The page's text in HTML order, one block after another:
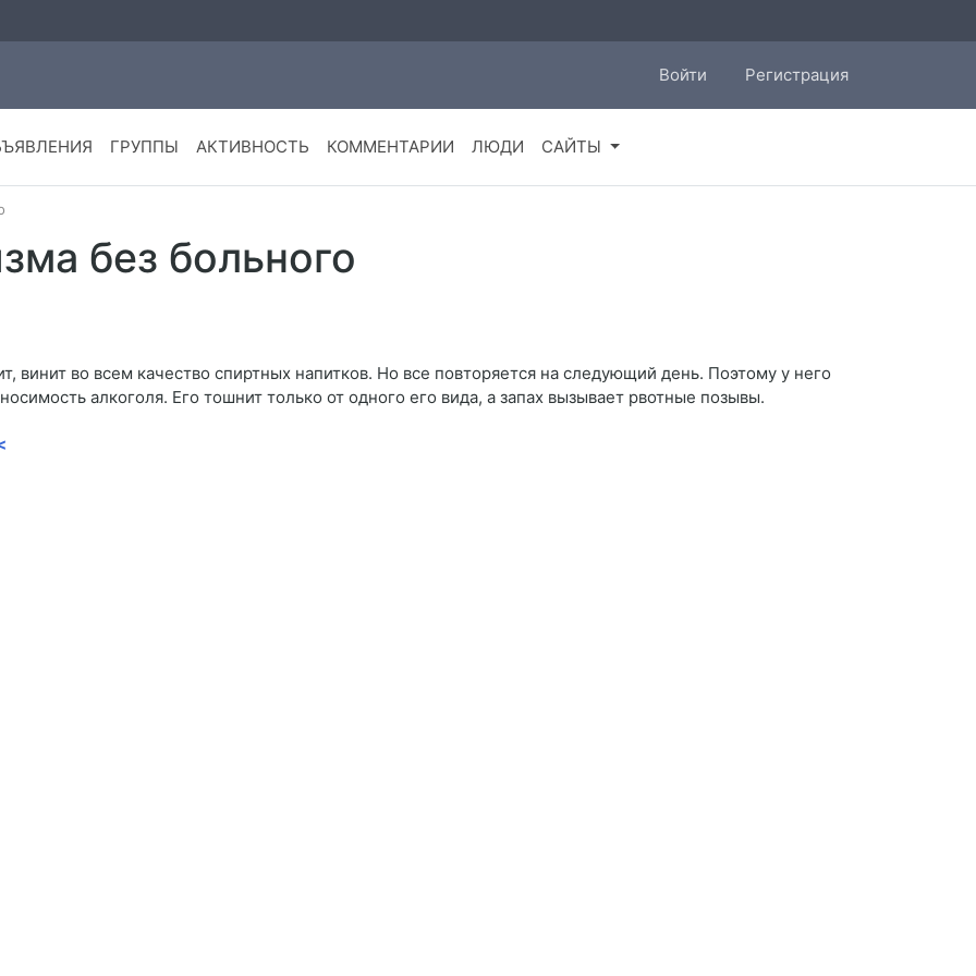
Войти Регистрация
ГРУППЫ АКТИВНОСТЬ КОММЕНТАРИИ ЛЮДИ САЙТЫ
без больного
винит во всем качество спиртных напитков. Но все повторяется на следующий день. Поэтому у него
алкоголя. Его тошнит только от одного его вида, а запах вызывает рвотные позывы.